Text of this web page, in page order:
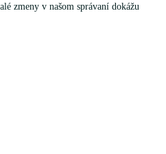
zmeny v našom správaní dokážu